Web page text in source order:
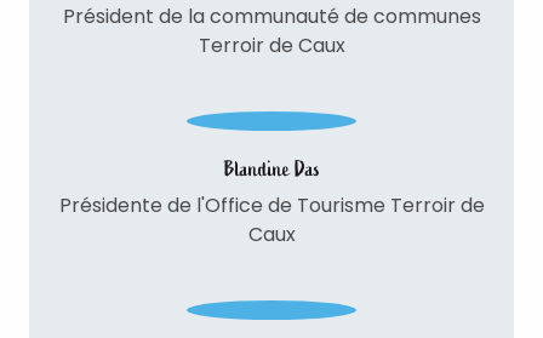
Président de la communauté de communes
Terroir de Caux
Blandine Das
Présidente de l'Office de Tourisme Terroir de
Caux